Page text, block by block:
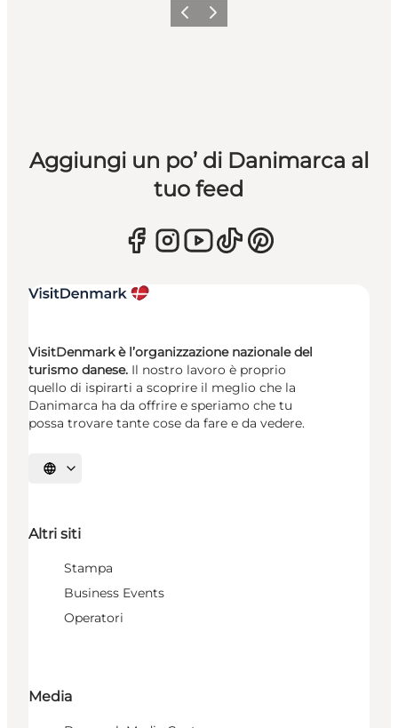
Precedente
Avanti
Aggiungi un po’ di Danimarca al
tuo feed
VisitDenmark è l’organizzazione nazionale del
turismo danese. Il nostro lavoro è proprio
quello di ispirarti a scoprire il meglio che la
Danimarca ha da offrire e speriamo che tu
possa trovare tante cose da fare e da vedere.
Seleziona la lingua
Altri siti
Stampa
Business Events
Operatori
Media